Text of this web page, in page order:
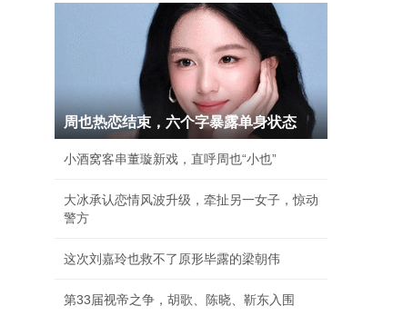
周也热恋结束，六个字暴露单身状态
小酒窝客串董璇新戏，直呼周也“小也”
大冰承认恋情风波升级，牵扯另一女子，惊动
警方
这次刘嘉玲也救不了原形毕露的梁朝伟
第33届视帝之争，胡歌、陈晓、靳东入围